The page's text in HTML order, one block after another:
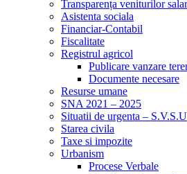
Transparența veniturilor
Asistenta sociala
Financiar-Contabil
Fiscalitate
Registrul agricol
Publicare vanzare
Documente necesare
Resurse umane
SNA 2021 – 2025
Situatii de urgenta – S.V.S.U
Starea civila
Taxe si impozite
Urbanism
Procese Verbale